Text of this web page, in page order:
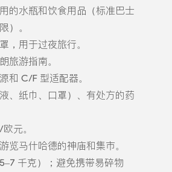
的水瓶和饮食用品（标准巴士
）。
，用于过夜旅行。
旅游指南。
和 C/F 型适配器。
、纸巾、口罩）、有处方的药
元。
览马什哈德的神庙和集市。
千克）；避免携带易碎物